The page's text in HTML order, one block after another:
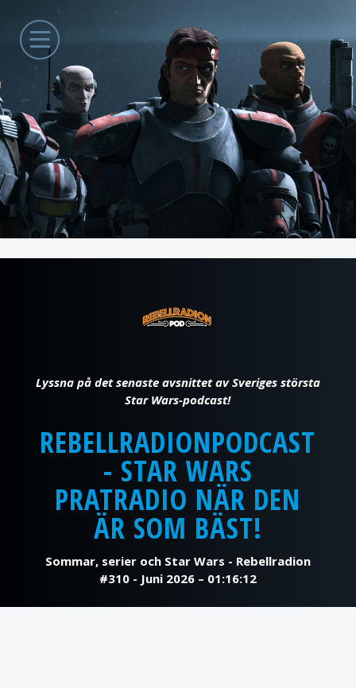
REBELLRADIONPODCAST
- STAR WARS
PRATRADIO NÄR DEN
ÄR SOM BÄST!
Sommar, serier och Star Wars - Rebellradion
#310 - Juni 2026 – 01:16:12